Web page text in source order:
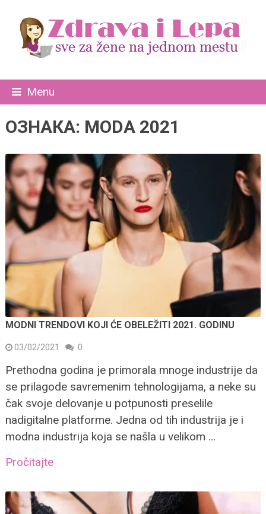
Menu
ОЗНАКА: MODA 2021
MODNI TRENDOVI KOJI ĆE OBELEŽITI 2021. GODINU
03/02/2021 0
Prethodna godina je primorala mnoge industrije da
se prilagode savremenim tehnologijama, a neke su
čak svoje delovanje u potpunosti preselile
nadigitalne platforme. Jedna od tih industrija je i
modna industrija koja se našla u velikom …
Pročitajte